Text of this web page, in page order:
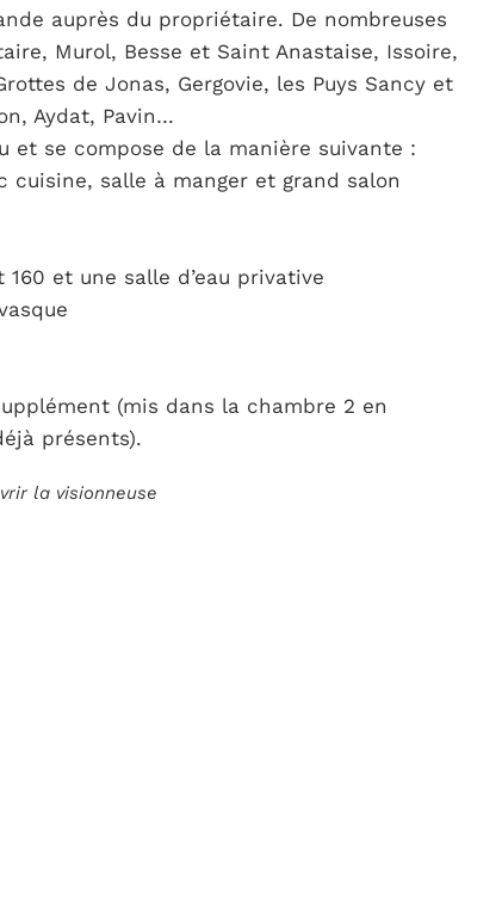
auprès du propriétaire. De nombreuses
Murol, Besse et Saint Anastaise, Issoire,
de Jonas, Gergovie, les Puys Sancy et
Aydat, Pavin…
et se compose de la manière suivante :
cuisine, salle à manger et grand salon
et une salle d’eau privative
(mis dans la chambre 2 en
présents).
la visionneuse